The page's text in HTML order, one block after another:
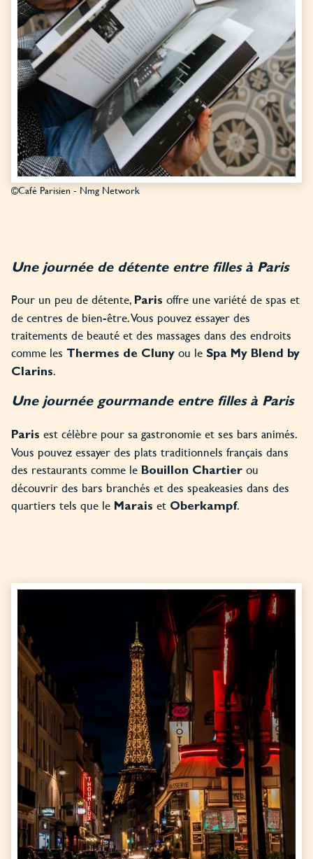
©Café Parisien - Nmg Network
Une journée de détente entre filles à Paris
Pour un peu de détente, Paris offre une variété de spas et
de centres de bien-être. Vous pouvez essayer des
traitements de beauté et des massages dans des endroits
comme les
Thermes de Cluny ou le Spa My Blend by
Clarins.
Une journée gourmande entre filles à Paris
Paris est célèbre pour sa gastronomie et ses bars animés.
Vous pouvez essayer des plats traditionnels français dans
des restaurants comme le Bouillon Chartier ou
découvrir des bars branchés et des speakeasies dans des
quartiers tels que le Marais et Oberkampf.